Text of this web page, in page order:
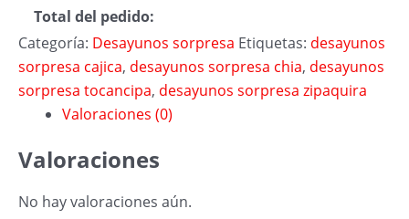
Total del pedido:
Categoría: Desayunos sorpresa Etiquetas: desayunos
sorpresa cajica, desayunos sorpresa chia, desayunos
sorpresa tocancipa, desayunos sorpresa zipaquira
Valoraciones (0)
Valoraciones
No hay valoraciones aún.